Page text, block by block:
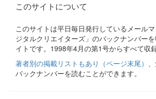
このサイトについて
このサイトは平日毎日発行しているメール
ジタルクリエイターズ」のバックナンバー
イトです。1998年4月の第1号からすべて収
著者別の掲載リストもあり（ページ末尾）
バックナンバーを読むことができます。